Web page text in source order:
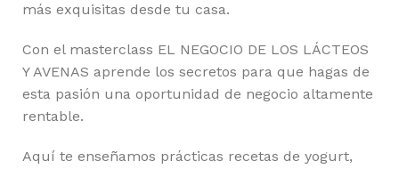
más exquisitas desde tu casa.
Con el masterclass EL NEGOCIO DE LOS LÁCTEOS
Y AVENAS aprende los secretos para que hagas de
esta pasión una oportunidad de negocio altamente
rentable.
Aquí te enseñamos prácticas recetas de yogurt,